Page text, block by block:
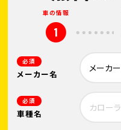
車の情報
1
必須
メーカー名
必須
車種名